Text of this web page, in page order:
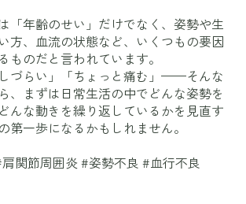
「年齢のせい」だけでなく、姿勢や生
方、血流の状態など、いくつもの要因
ものだと言われています。
しづらい」「ちょっと痛む」——そんな
、まずは日常生活の中でどんな姿勢を
んな動きを繰り返しているかを見直す
第一歩になるかもしれません。
関節周囲炎 #姿勢不良 #血行不良